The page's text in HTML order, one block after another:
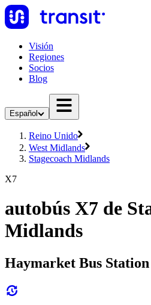
Visión
Regiones
Socios
Blog
Español
Reino Unido
West Midlands
Stagecoach Midlands
X7
autobús X7 de
Midlands
Haymarket Bus